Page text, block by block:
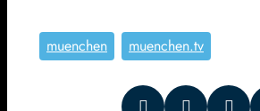
muenchen muenchen.tv